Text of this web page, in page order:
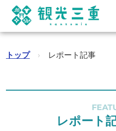
トップ › レポート記事
レポート